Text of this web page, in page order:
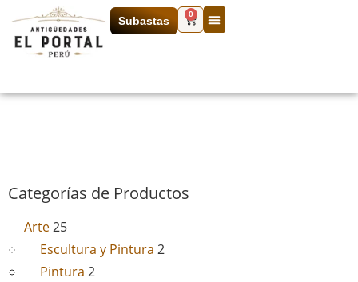
Subastas
0
Categorías de Productos
Arte25
Escultura y Pintura 2
Pintura 2